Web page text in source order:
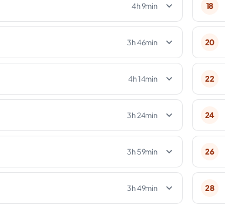
4h 9min 18
3h 46min 20
4h 14min 22
3h 24min 24
3h 59min 26
3h 49min 28